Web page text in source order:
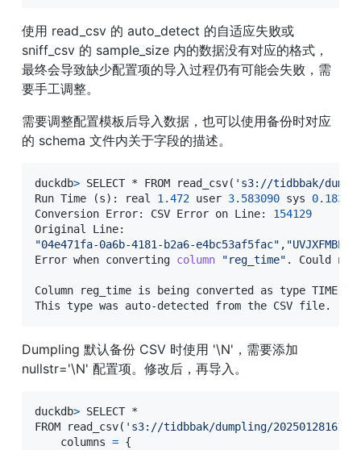
使用 read_csv 的 auto_detect 的自适应失败或
sniff_csv 的 sample_size 内的数据没有对应的格式，
最终会导致缺少配置项的导入过程仍有可能会失败，需
要手工调整。
需要调整配置模板后导入数据，也可以使用备份时对应
的 schema 文件内关于字段的描述。
duckdb> SELECT * FROM read_csv( 's3://tidbbak/
Run Time
(s) : real 1.472 user 3.583090 sys
Conversion Error: CSV Error on Line: 154129
"04e471fa-0a6b-4181-b2a6-e4bc53af5fac" , "UVJXFMBEC"
Error when converting column "reg_time" . Could
Column reg_time is being converted as type TIME
This type was auto-detected from the CSV file.
Dumpling 默认备份 CSV 时使用 '\N'，需要添加
nullstr='\N' 配置项。修改后，再导入。
duckdb> SELECT *
FROM read_csv( 's3://tidbbak/dumpling/
    columns
= {